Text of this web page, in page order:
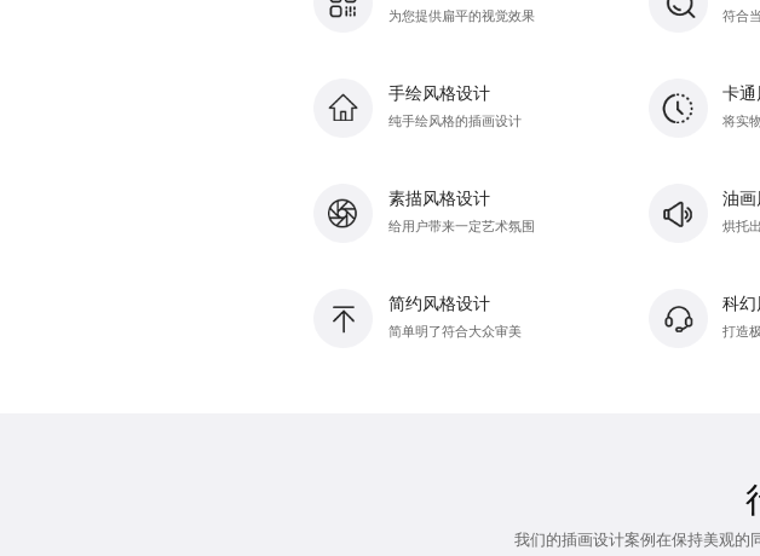
为您提供扁平的视觉效果 符合
手绘风格设计
纯手绘风格的插画设计
卡通
将实
素描风格设计
给用户带来一定艺术氛围
油画
烘托
简约风格设计
简单明了符合大众审美
科幻
打造
我们的插画设计案例在保持美观的